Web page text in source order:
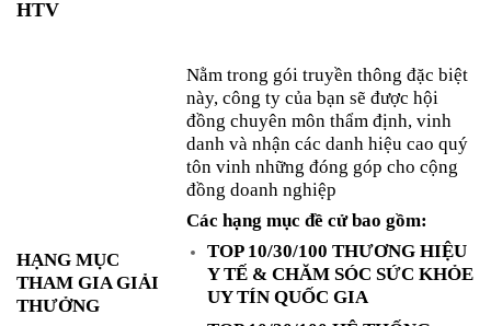
HTV
HẠNG MỤC
THAM GIA GIẢI
THƯỞNG
Nằm trong gói truyền thông đặc biệt
này, công ty của bạn sẽ được hội
đồng chuyên môn thẩm định, vinh
danh và nhận các danh hiệu cao quý
tôn vinh những đóng góp cho cộng
đồng doanh nghiệp
Các hạng mục đề cử bao gồm:
TOP 10/30/100 THƯƠNG HIỆU
Y TẾ & CHĂM SÓC SỨC KHỎE
UY TÍN QUỐC GIA